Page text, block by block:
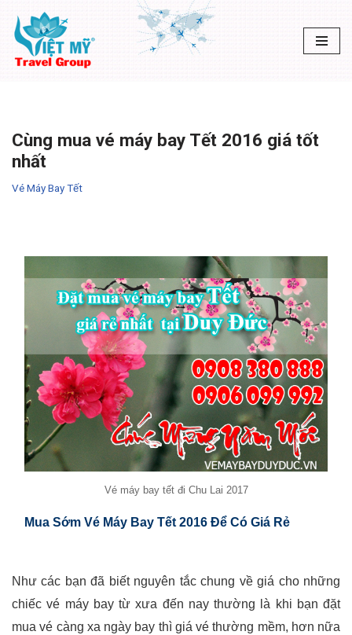
Chuyển
tới
Cùng mua vé máy bay Tết 2016 giá tốt
nhất
Vé Máy Bay Tết
Vé máy bay tết đi Chu Lai 2017
Mua Sớm Vé Máy Bay Tết 2016 Để Có Giá Rẻ
Như các bạn đã biết nguyên tắc chung về giá cho những
chiếc vé máy bay từ xưa đến nay thường là khi bạn đặt
mua vé càng xa ngày bay thì giá vé thường mềm, hơn nữa